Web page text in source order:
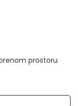
prostoru